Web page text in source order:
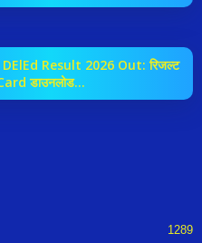
Result 2026 Out: रिजल्ट
डाउनलोड...
1289